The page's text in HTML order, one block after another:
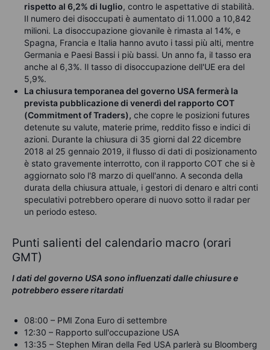
rispetto al 6,2% di luglio, contro le aspettative di stabilità.
Il numero dei disoccupati è aumentato di 11.000 a 10,842
milioni. La disoccupazione giovanile è rimasta al 14%, e
Spagna, Francia e Italia hanno avuto i tassi più alti, mentre
Germania e Paesi Bassi i più bassi. Un anno fa, il tasso era
anche al 6,3%. Il tasso di disoccupazione dell'UE era del
5,9%.
La chiusura temporanea del governo USA fermerà la
prevista pubblicazione di venerdì del rapporto COT
(Commitment of Traders), che copre le posizioni futures
detenute su valute, materie prime, reddito fisso e indici di
azioni. Durante la chiusura di 35 giorni dal 22 dicembre
2018 al 25 gennaio 2019, il flusso di dati di posizionamento
è stato gravemente interrotto, con il rapporto COT che si è
aggiornato solo l'8 marzo di quell'anno. A seconda della
durata della chiusura attuale, i gestori di denaro e altri conti
speculativi potrebbero operare di nuovo sotto il radar per
un periodo esteso.
Punti salienti del calendario macro (orari
GMT)
I dati del governo USA sono influenzati dalle chiusure e
potrebbero essere ritardati
08:00 – PMI Zona Euro di settembre
12:30 – Rapporto sull'occupazione USA
13:35 – Stephen Miran della Fed USA parlerà su Bloomberg